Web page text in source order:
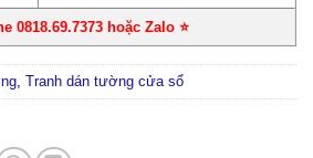
0818.69.7373 hoặc Zalo ⭐
, Tranh dán tường cửa sổ